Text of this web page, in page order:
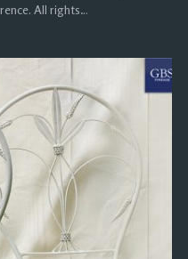
All rights…